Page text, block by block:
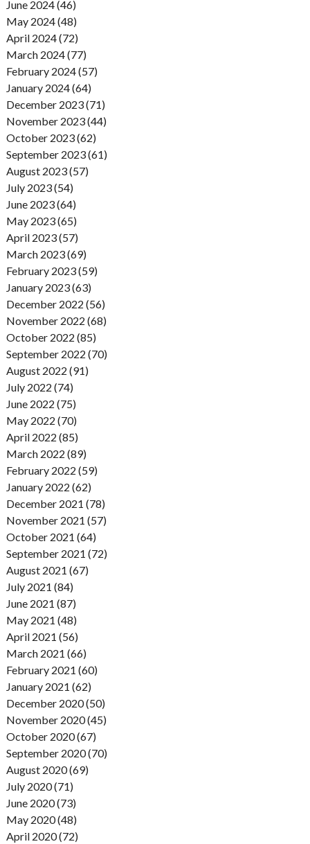
June 2024 (46)
May 2024 (48)
April 2024 (72)
March 2024 (77)
February 2024 (57)
January 2024 (64)
December 2023 (71)
November 2023 (44)
October 2023 (62)
September 2023 (61)
August 2023 (57)
July 2023 (54)
June 2023 (64)
May 2023 (65)
April 2023 (57)
March 2023 (69)
February 2023 (59)
January 2023 (63)
December 2022 (56)
November 2022 (68)
October 2022 (85)
September 2022 (70)
August 2022 (91)
July 2022 (74)
June 2022 (75)
May 2022 (70)
April 2022 (85)
March 2022 (89)
February 2022 (59)
January 2022 (62)
December 2021 (78)
November 2021 (57)
October 2021 (64)
September 2021 (72)
August 2021 (67)
July 2021 (84)
June 2021 (87)
May 2021 (48)
April 2021 (56)
March 2021 (66)
February 2021 (60)
January 2021 (62)
December 2020 (50)
November 2020 (45)
October 2020 (67)
September 2020 (70)
August 2020 (69)
July 2020 (71)
June 2020 (73)
May 2020 (48)
April 2020 (72)